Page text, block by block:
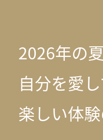
2026年の
自分を愛
楽しい体